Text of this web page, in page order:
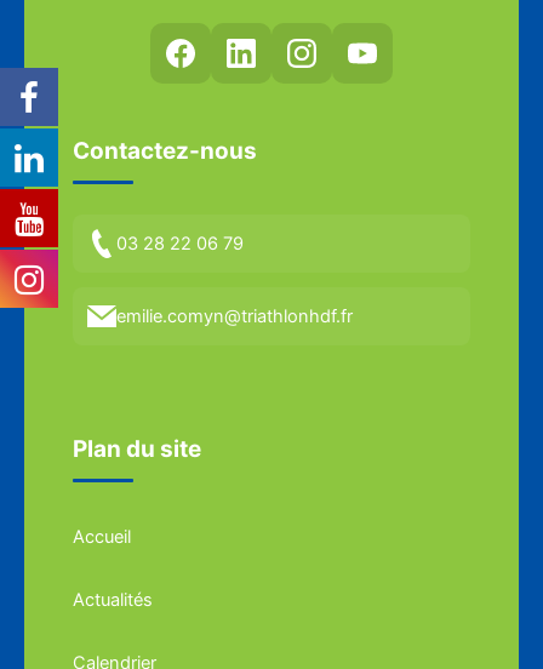
Contactez-nous
03 28 22 06 79
emilie.comyn@triathlonhdf.fr
Plan du site
Accueil
Actualités
Calendrier